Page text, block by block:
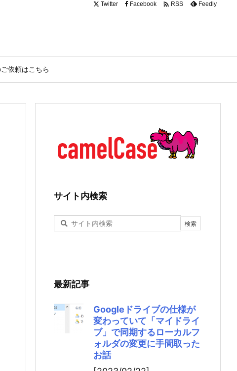
依頼はこちら
Twitter Facebook  RSS Feedly
サイト内検索
最新記事
Googleドライブの仕様が
変わっていて「マイドライ
ブ」で同期するローカルフ
ォルダの変更に手間取った
お話